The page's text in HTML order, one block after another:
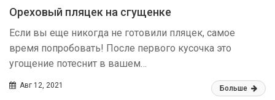
Ореховый пляцек на сгущенке
Если вы еще никогда не готовили пляцек, самое
время попробовать! После первого кусочка это
угощение потеснит в вашем…
Авг 12, 2021 Больше